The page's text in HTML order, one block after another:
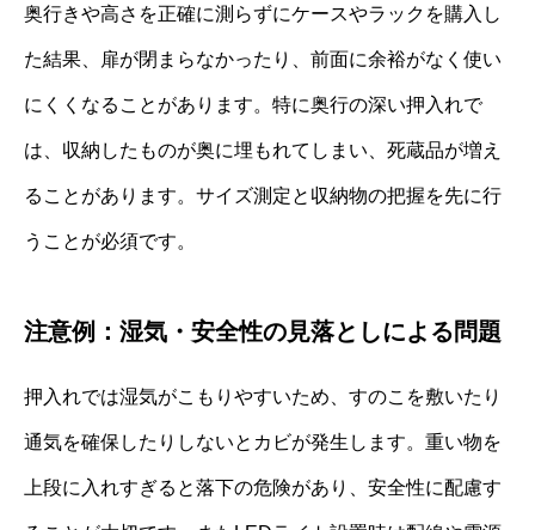
奥行きや高さを正確に測らずにケースやラックを購入し
た結果、扉が閉まらなかったり、前面に余裕がなく使い
にくくなることがあります。特に奥行の深い押入れで
は、収納したものが奥に埋もれてしまい、死蔵品が増え
ることがあります。サイズ測定と収納物の把握を先に行
うことが必須です。
注意例：湿気・安全性の見落としによる問題
押入れでは湿気がこもりやすいため、すのこを敷いたり
通気を確保したりしないとカビが発生します。重い物を
上段に入れすぎると落下の危険があり、安全性に配慮す